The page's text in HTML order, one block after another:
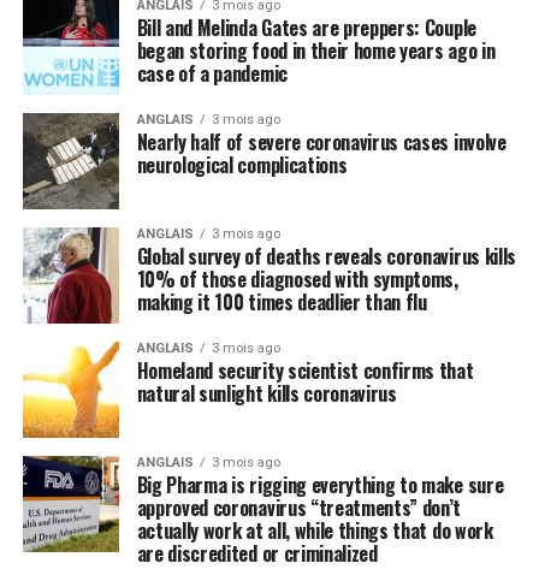
ANGLAIS 3 mois ago
Bill and Melinda Gates are preppers: Couple
began storing food in their home years ago in
case of a pandemic
ANGLAIS 3 mois ago
Nearly half of severe coronavirus cases involve
neurological complications
ANGLAIS 3 mois ago
Global survey of deaths reveals coronavirus kills
10% of those diagnosed with symptoms,
making it 100 times deadlier than flu
ANGLAIS 3 mois ago
Homeland security scientist confirms that
natural sunlight kills coronavirus
ANGLAIS 3 mois ago
Big Pharma is rigging everything to make sure
approved coronavirus “treatments” don’t
actually work at all, while things that do work
are discredited or criminalized